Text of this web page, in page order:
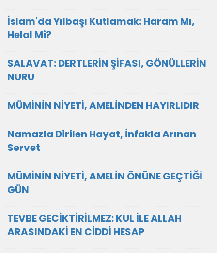
İslam'da Yılbaşı Kutlamak: Haram Mı,
Helal Mi?
SALAVAT: DERTLERİN ŞİFASI, GÖNÜLLERİN
NURU
MÜMİNİN NİYETİ, AMELİNDEN HAYIRLIDIR
Namazla Dirilen Hayat, İnfakla Arınan
Servet
MÜMİNİN NİYETİ, AMELİN ÖNÜNE GEÇTİĞİ
GÜN
TEVBE GECİKTİRİLMEZ: KUL İLE ALLAH
ARASINDAKİ EN CİDDİ HESAP